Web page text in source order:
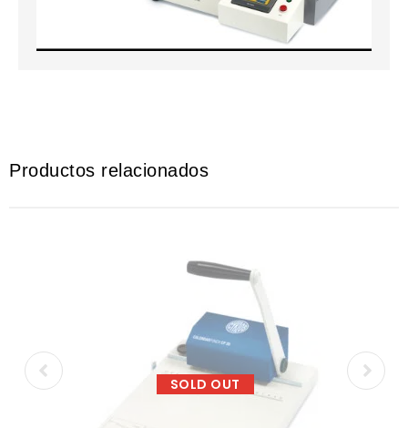
Productos relacionados
SOLD OUT